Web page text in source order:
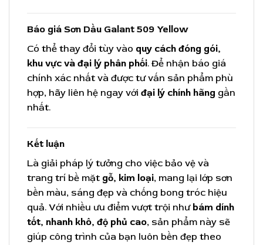
Báo giá Sơn Dầu Galant 509 Yellow
Có thể thay đổi tùy vào quy cách đóng gói,
khu vực và đại lý phân phối. Để nhận báo giá
chính xác nhất và được tư vấn sản phẩm phù
hợp, hãy liên hệ ngay với đại lý chính hãng gần
nhất.
Kết luận
Là giải pháp lý tưởng cho việc bảo vệ và
trang trí bề mặt gỗ, kim loại, mang lại lớp sơn
bền màu, sáng đẹp và chống bong tróc hiệu
quả. Với nhiều ưu điểm vượt trội như bám dính
tốt, nhanh khô, độ phủ cao, sản phẩm này sẽ
giúp công trình của bạn luôn bền đẹp theo